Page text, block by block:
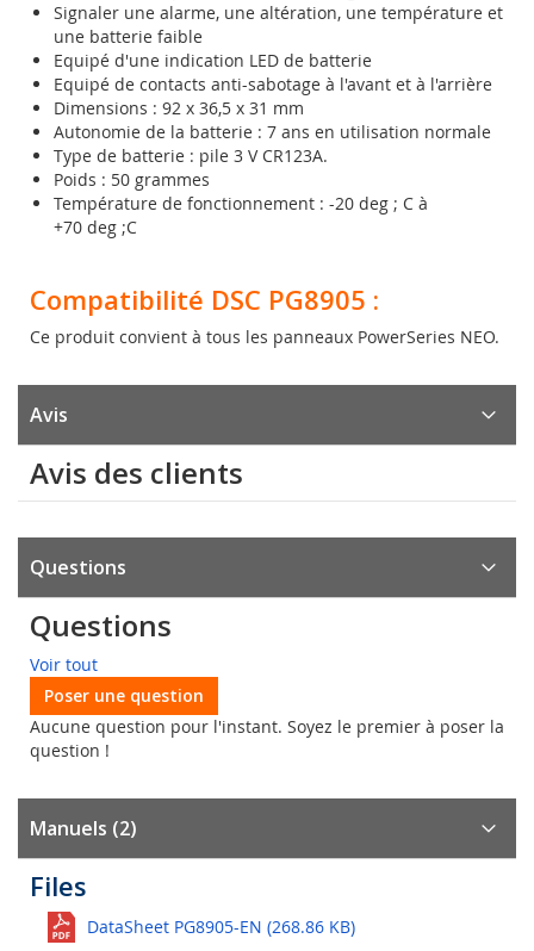
Signaler une alarme, une altération, une température et
une batterie faible
Equipé d'une indication LED de batterie
Equipé de contacts anti-sabotage à l'avant et à l'arrière
Dimensions : 92 x 36,5 x 31 mm
Autonomie de la batterie : 7 ans en utilisation normale
Type de batterie : pile 3 V CR123A.
Poids : 50 grammes
Température de fonctionnement : -20 deg ; C à
+70 deg ;C
Compatibilité DSC PG8905 :
Ce produit convient à tous les panneaux PowerSeries NEO.
Avis
Avis des clients
Questions
Questions
Voir tout
Poser une question
Aucune question pour l'instant. Soyez le premier à poser la
question !
Manuels (2)
Files
DataSheet PG8905-EN (268.86 KB)